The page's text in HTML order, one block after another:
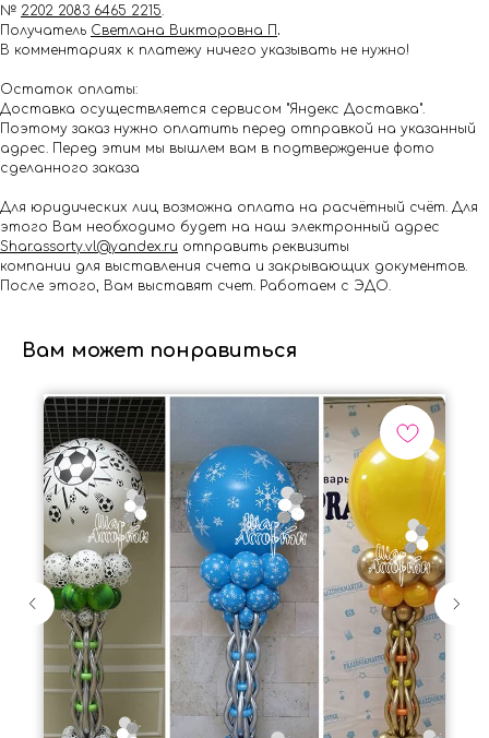
№ 2202 2083 6465 2215.
Получатель Светлана Викторовна П .
В комментариях к платежу ничего указывать не нужно!
Остаток оплаты:
Доставка осуществляется сервисом "Яндекс Доставка".
Поэтому заказ нужно оплатить перед отправкой на указанный
адрес. Перед этим мы вышлем вам в подтверждение фото
сделанного заказа
Для юридических лиц возможна оплата на расчётный счёт. Для
этого Вам необходимо будет на наш электронный адрес
Shar.assorty.vl@yandex.ru отправить реквизиты
компании для выставления счета и закрывающих документов.
После этого, Вам выставят счет. Работаем с ЭДО.
Вам может понравиться